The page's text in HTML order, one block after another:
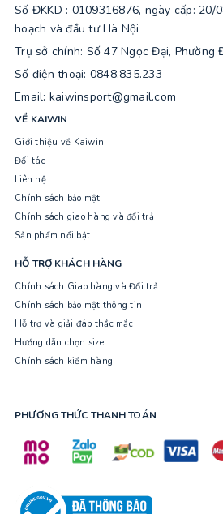
Số ĐKKD : 0109316876, ngày cấp: 20/
hoạch và đầu tư Hà Nội
Trụ sở chính: Số 47 Ngọc Đại, Phường
Số điện thoại: 0848.835.233
Email: kaiwinsport@gmail.com
VỀ KAIWIN
Giới thiệu về Kaiwin
Đối tác
Liên hệ
Chính sách bảo mật
Chính sách giao hàng và đổi trả
Sản phẩm nổi bật
HỖ TRỢ KHÁCH HÀNG
Chính sách Giao hàng và Đổi trả
Chính sách bảo mật thông tin
Hỗ trợ và giải đáp thắc mắc
Hướng dẫn chọn size
Chính sách kiểm hàng
PHƯƠNG THỨC THANH TOÁN